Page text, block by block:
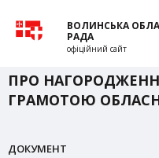
ВОЛИНСЬКА
РАДА
офіційний сайт
ПРО
ГРАМОТОЮ
ДОКУМЕНТ